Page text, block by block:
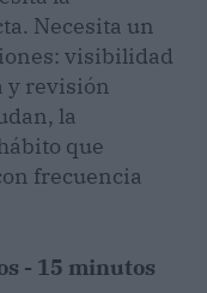
Necesita un
visibilidad
y revisión
la
que
frecuencia
- 15 minutos